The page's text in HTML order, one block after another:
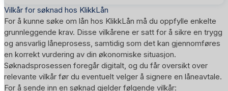
Vilkår for søknad hos KlikkLån
For å kunne søke om lån hos KlikkLån må du oppfylle enkelte
grunnleggende krav. Disse vilkårene er satt for å sikre en trygg
og ansvarlig låneprosess, samtidig som det kan gjennomføres
en korrekt vurdering av din økonomiske situasjon.
Søknadsprosessen foregår digitalt, og du får oversikt over
relevante vilkår før du eventuelt velger å signere en låneavtale.
For å sende inn en søknad gjelder følgende vilkår: